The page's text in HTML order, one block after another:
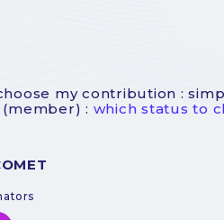
my contribution :
: which status to